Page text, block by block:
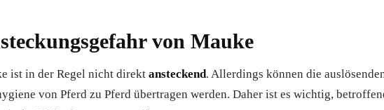
von Mauke
ist in der Regel nicht direkt ansteckend. Allerdings können die
von Pferd zu Pferd übertragen werden. Daher ist es wichtig,